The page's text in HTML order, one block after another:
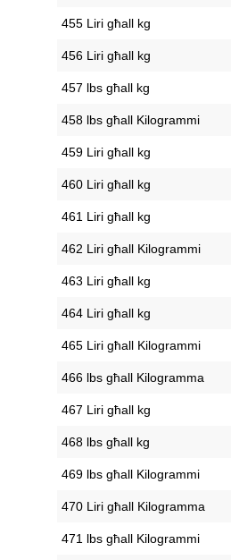
455 Liri għall kg
456 Liri għall kg
457 lbs għall kg
458 lbs għall Kilogrammi
459 Liri għall kg
460 Liri għall kg
461 Liri għall kg
462 Liri għall Kilogrammi
463 Liri għall kg
464 Liri għall kg
465 Liri għall Kilogrammi
466 lbs għall Kilogramma
467 Liri għall kg
468 lbs għall kg
469 lbs għall Kilogrammi
470 Liri għall Kilogramma
471 lbs għall Kilogrammi